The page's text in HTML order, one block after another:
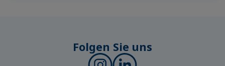
Folgen Sie uns